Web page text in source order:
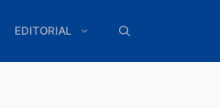
EXPEDIENTE EDITORIAL